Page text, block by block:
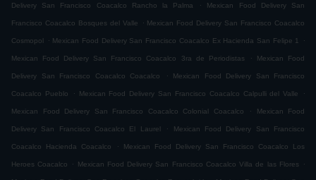
Delivery San Francisco Coacalco Rancho la Palma . Mexican Food Delivery San
Francisco Coacalco Bosques del Valle . Mexican Food Delivery San Francisco Coacalco
Cosmopol . Mexican Food Delivery San Francisco Coacalco Ex Hacienda San Felipe 1 .
Mexican Food Delivery San Francisco Coacalco 3ra de Periodistas . Mexican Food
Delivery San Francisco Coacalco Coacalco . Mexican Food Delivery San Francisco
Coacalco Pueblo . Mexican Food Delivery San Francisco Coacalco Calpulli del Valle .
Mexican Food Delivery San Francisco Coacalco Colonial Coacalco . Mexican Food
Delivery San Francisco Coacalco El Laurel . Mexican Food Delivery San Francisco
Coacalco Hacienda Coacalco . Mexican Food Delivery San Francisco Coacalco Los
Heroes Coacalco . Mexican Food Delivery San Francisco Coacalco Villa de las Flores .